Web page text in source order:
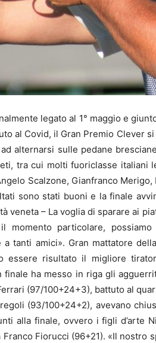
legato al 1° maggio e
al Covid, il Gran Premio Clever
alternarsi sulle pedane
tra cui molti fuoriclasse italiani
Scalzone, Gianfranco
sono stati buoni e la finale
veneta – La voglia di sparare ai
momento particolare,
a tanti amici». Gran mattatore
essere risultato il migliore
finale ha messo in riga gli
(97/100+24+3), battuto al
(93/100+24+2), avevano
alla finale, ovvero i figli d’arte
Franco Fiorucci (96+21). «Il